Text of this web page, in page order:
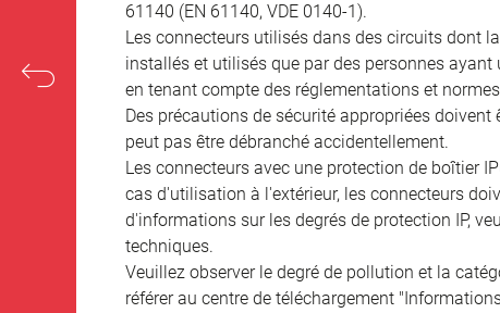
61140 (EN 61140, VDE 0140-1).
Les connecteurs utilisés dans des circuits dont
installés et utilisés que par des personnes
en tenant compte des réglementations et
Des précautions de sécurité appropriées
peut pas être débranché accidentellement.
Les connecteurs avec une protection de boîtier
cas d'utilisation à l'extérieur, les connecteurs
d'informations sur les degrés de protection IP,
techniques.
Veuillez observer le degré de pollution et la
référer au centre de téléchargement